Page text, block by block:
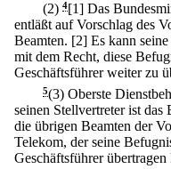
(2) 4[1] Das
entläßt auf Vorschlag des
Beamten. [2] Es kann
mit dem Recht, diese
Geschäftsführer weiter zu
5(3) Oberste
seinen Stellvertreter ist
die übrigen Beamten der
Telekom, der seine
Geschäftsführer übertragen